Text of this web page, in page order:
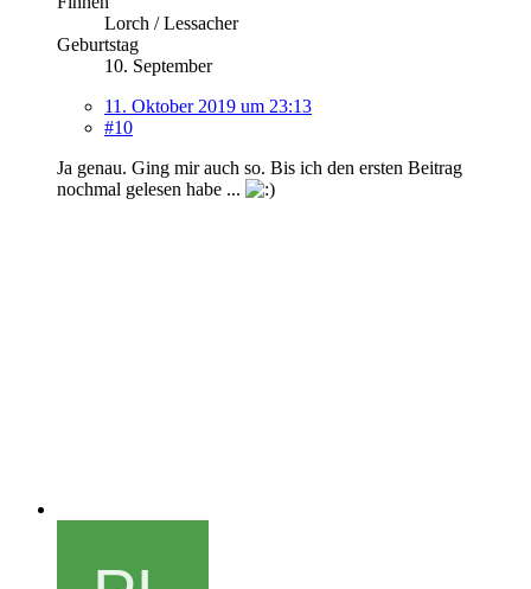
Lorch / Lessacher
Geburtstag
10. September
11. Oktober 2019 um 23:13
#10
Ja genau. Ging mir auch so. Bis ich den ersten Beitrag
nochmal gelesen habe ...